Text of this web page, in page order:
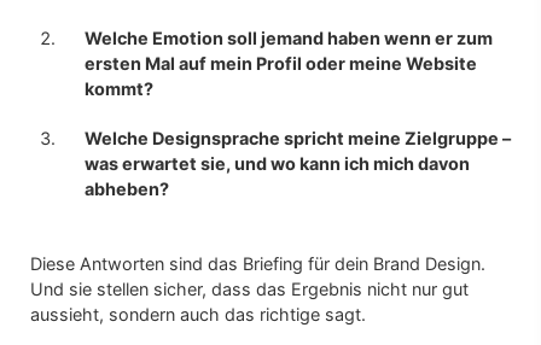
Welche Emotion soll jemand haben wenn er zum
ersten Mal auf mein Profil oder meine Website
kommt?
Welche Designsprache spricht meine Zielgruppe –
was erwartet sie, und wo kann ich mich davon
abheben?
Diese Antworten sind das Briefing für dein Brand Design.
Und sie stellen sicher, dass das Ergebnis nicht nur gut
aussieht, sondern auch das richtige sagt.